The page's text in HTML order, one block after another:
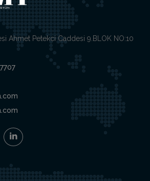
Ahmet Petekci Caddesi 9.BLOK NO:10